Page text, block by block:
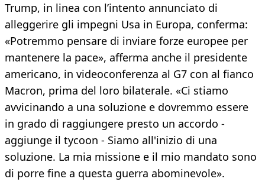
Trump, in linea con l’intento annunciato di
alleggerire gli impegni Usa in Europa, conferma:
«Potremmo pensare di inviare forze europee per
mantenere la pace», afferma anche il presidente
americano, in videoconferenza al G7 con al fianco
Macron, prima del loro bilaterale. «Ci stiamo
avvicinando a una soluzione e dovremmo essere
in grado di raggiungere presto un accordo -
aggiunge il tycoon - Siamo all'inizio di una
soluzione. La mia missione e il mio mandato sono
di porre fine a questa guerra abominevole».